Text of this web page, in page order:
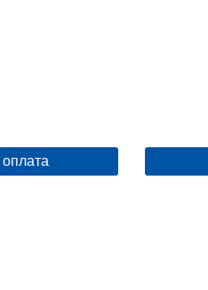
оплата